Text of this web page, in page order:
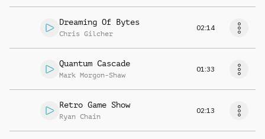
Dreaming Of Bytes
Chris Gilcher
02:14
Quantum Cascade
Mark Morgon-Shaw
01:33
Retro Game Show
Ryan Chain
02:13